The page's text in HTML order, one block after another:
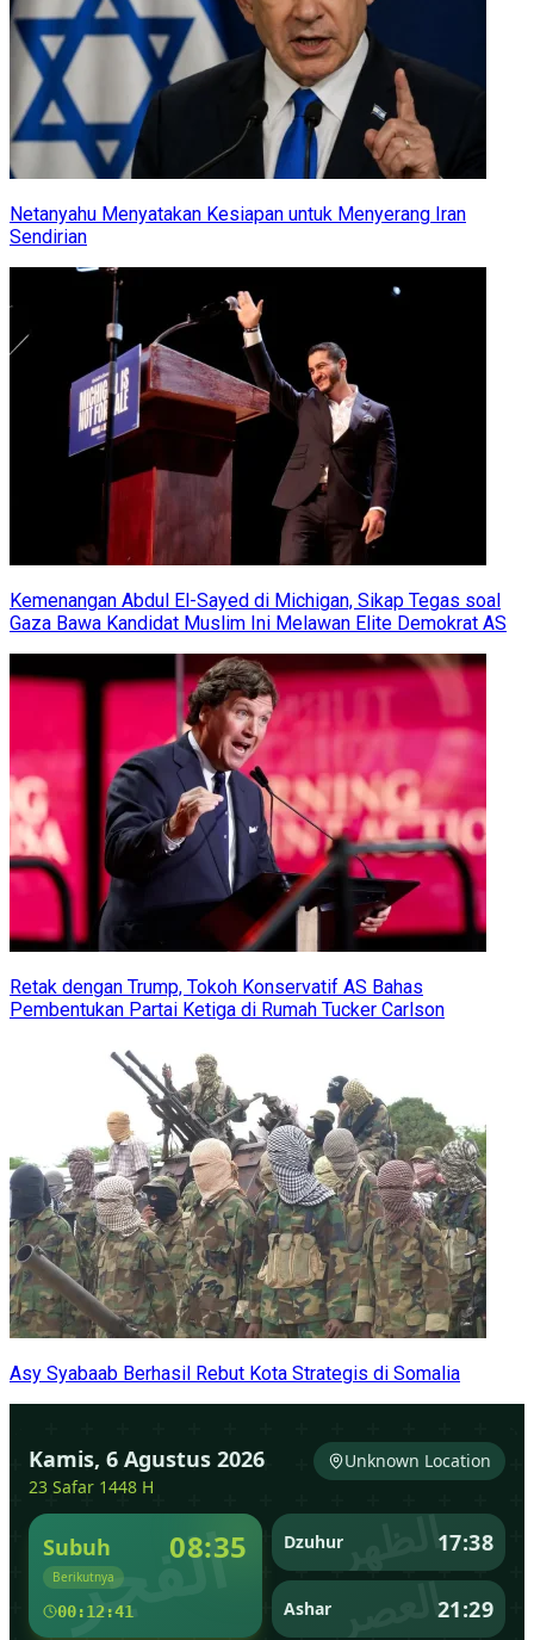
Netanyahu Menyatakan Kesiapan untuk Menyerang Iran
Sendirian
Kemenangan Abdul El-Sayed di Michigan, Sikap Tegas soal
Gaza Bawa Kandidat Muslim Ini Melawan Elite Demokrat AS
Retak dengan Trump, Tokoh Konservatif AS Bahas
Pembentukan Partai Ketiga di Rumah Tucker Carlson
Asy Syabaab Berhasil Rebut Kota Strategis di Somalia